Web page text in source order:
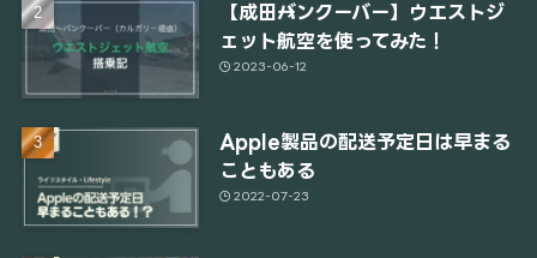
【成田→バンクーバー】ウエストジ
ェット航空を使ってみた！
2023-06-12
Apple製品の配送予定日は早まる
こともある
2022-07-23